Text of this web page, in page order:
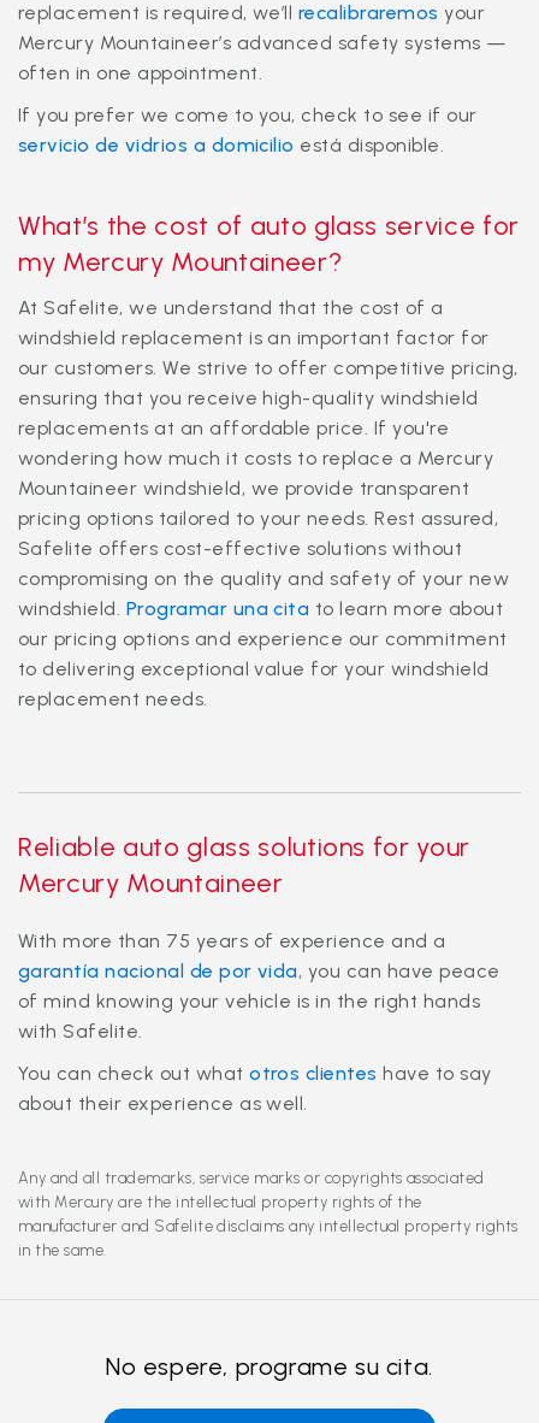
replacement is required, we’ll recalibraremos your
Mercury Mountaineer’s advanced safety systems —
often in one appointment.
If you prefer we come to you, check to see if our
servicio de vidrios a domicilio está disponible.
What’s the cost of auto glass service for
my Mercury Mountaineer?
At Safelite, we understand that the cost of a
windshield replacement is an important factor for
our customers. We strive to offer competitive pricing,
ensuring that you receive high-quality windshield
replacements at an affordable price. If you're
wondering how much it costs to replace a Mercury
Mountaineer windshield, we provide transparent
pricing options tailored to your needs. Rest assured,
Safelite offers cost-effective solutions without
compromising on the quality and safety of your new
windshield. Programar una cita to learn more about
our pricing options and experience our commitment
to delivering exceptional value for your windshield
replacement needs.
Reliable auto glass solutions for your
Mercury Mountaineer
With more than 75 years of experience and a
garantía nacional de por vida, you can have peace
of mind knowing your vehicle is in the right hands
with Safelite.
You can check out whatotros clientes have to say
about their experience as well.
Any and all trademarks, service marks or copyrights associated
with Mercury are the intellectual property rights of the
manufacturer and Safelite disclaims any intellectual property rights
in the same.
No espere, programe su cita.